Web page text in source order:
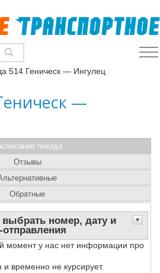
514 Геническ — Ингулец
—
поезда
номер, дату и
момент у нас нет информации про
временно не курсирует.
Отзывы
Обратные